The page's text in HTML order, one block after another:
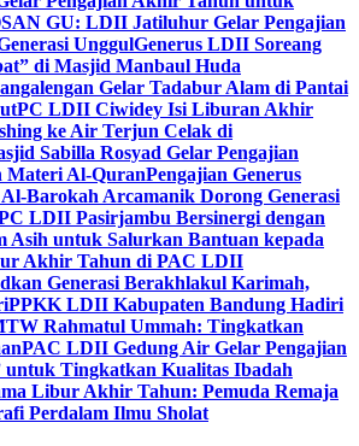
GU: LDII Jatiluhur Gelar Pengajian
UnggulGenerus LDII Soreang
di Masjid Manbaul Huda
Gelar Tadabur Alam di Pantai
PC LDII Ciwidey Isi Liburan Akhir
ke Air Terjun Celak di
Sabilla Rosyad Gelar Pengajian
Materi Al-QuranPengajian Generus
Barokah Arcamanik Dorong Generasi
LDII Pasirjambu Bersinergi dengan
Asih untuk Salurkan Bantuan kepada
Akhir Tahun di PAC LDII
Generasi Berakhlakul Karimah,
PPKK LDII Kabupaten Bandung Hadiri
Rahmatul Ummah: Tingkatkan
PAC LDII Gedung Air Gelar Pengajian
untuk Tingkatkan Kualitas Ibadah
Libur Akhir Tahun: Pemuda Remaja
Perdalam Ilmu Sholat